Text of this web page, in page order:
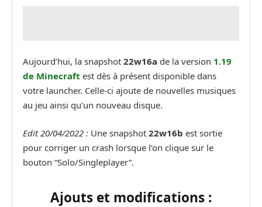
Aujourd’hui, la snapshot 22w16a de la version 1.19
de Minecraft est dès à présent disponible dans
votre launcher. Celle-ci ajoute de nouvelles musiques
au jeu ainsi qu’un nouveau disque.
Edit 20/04/2022 : Une snapshot 22w16b est sortie
pour corriger un crash lorsque l’on clique sur le
bouton “Solo/Singleplayer”.
Ajouts et modifications :